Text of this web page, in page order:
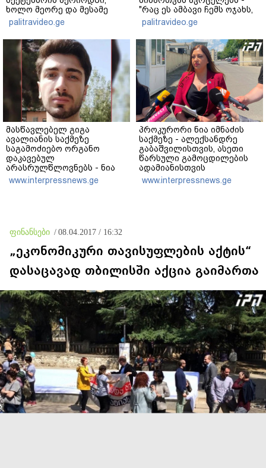
ხოლო მეორე და მესამე
ეტაპებზე...
palitravideo.ge
"რაც ეს ამბავი ჩემს ოჯახს,
ჩემს ანასტასიას გადახდა
თავს, მის მერე მე მე არ
ვარ"
palitravideo.ge
მასწავლებელ გიგა
ავალიანის საქმეზე
საგამოძიებო ორგანო
დაკავებულ
არასრულწლოვნებს - ნია
იმნაძესა და ანასტასია
ბერუაშვილს 30 დღის
www.interpressnews.ge
პროკურორი ნია იმნაძის
საქმეზე - ალექსანდრე
გაბაშვილისთვის, ასეთი
წარსული გამოცდილების
ადამიანისთვის
ინფორმაციის მიწოდება,
რომ მასწავლებელი
www.interpressnews.ge
ფინანსები / 08.04.2017 / 16:32
„ეკონომიკური თავისუფლების აქტის“
დასაცავად თბილისში აქცია გაიმართა